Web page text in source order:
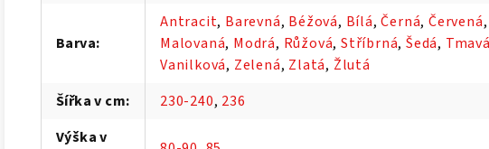
Barva:
Antracit, Barevná, Béžová, Bílá,Černá,Červená
Malovaná, Modrá, Růžová,Stříbrná,Šedá, Tmavá
Vanilková, Zelená, Zlatá, Žlutá
Šířka v cm: 230-240, 236
Výška v